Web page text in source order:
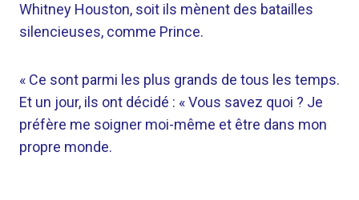
Whitney Houston, soit ils mènent des batailles
silencieuses, comme Prince.
« Ce sont parmi les plus grands de tous les temps.
Et un jour, ils ont décidé : « Vous savez quoi ? Je
préfère me soigner moi-même et être dans mon
propre monde.